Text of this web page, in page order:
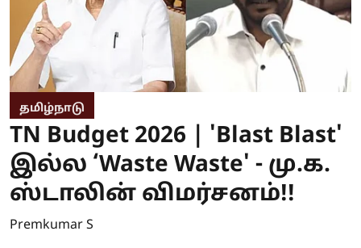
தமிழ்நாடு
TN Budget 2026 | 'Blast Blast'
இல்ல ‘Waste Waste' - மு.க.
ஸ்டாலின் விமர்சனம்!!
Premkumar S